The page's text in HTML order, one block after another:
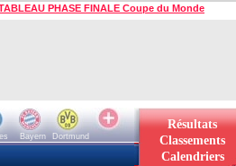
PHASE FINALE Coupe du Monde
Bayern
Dortmund
Résultats
Classements
Calendriers